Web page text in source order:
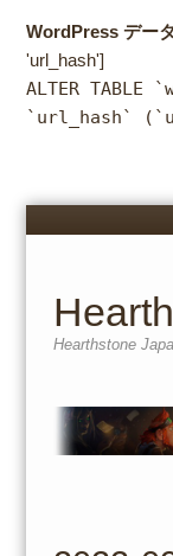
WordPress デー
'url_hash']
ALTER TABLE
`url_hash`
Menu
Hearthstone